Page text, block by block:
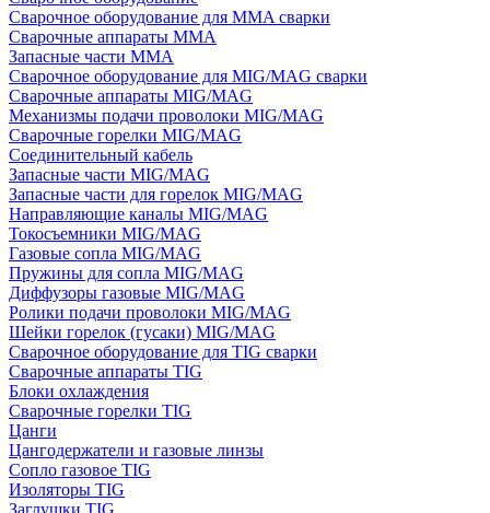
Сварочное оборудование для MMA сварки
Сварочные аппараты MMA
Запасные части MMA
Сварочное оборудование для MIG/MAG сварки
Сварочные аппараты MIG/MAG
Механизмы подачи проволоки MIG/MAG
Сварочные горелки MIG/MAG
Соединительный кабель
Запасные части MIG/MAG
Запасные части для горелок MIG/MAG
Направляющие каналы MIG/MAG
Токосъемники MIG/MAG
Газовые сопла MIG/MAG
Пружины для сопла MIG/MAG
Диффузоры газовые MIG/MAG
Ролики подачи проволоки MIG/MAG
Шейки горелок (гусаки) MIG/MAG
Сварочное оборудование для TIG сварки
Сварочные аппараты TIG
Блоки охлаждения
Сварочные горелки TIG
Цанги
Цангодержатели и газовые линзы
Сопло газовое TIG
Изоляторы TIG
Заглушки TIG